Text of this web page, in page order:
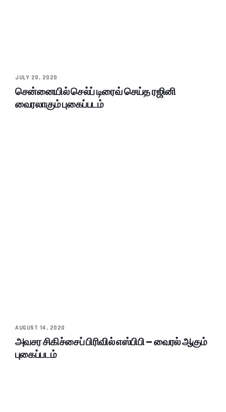
JULY 20, 2020
சென்னையில் செல்ப் டிரைவ் செய்த ரஜினி
வைரலாகும் புகைப்படம்
AUGUST 14, 2020
அவசர சிகிச்சைப் பிரிவில் எஸ்பிபி – வைரல் ஆகும்
புகைப்படம்